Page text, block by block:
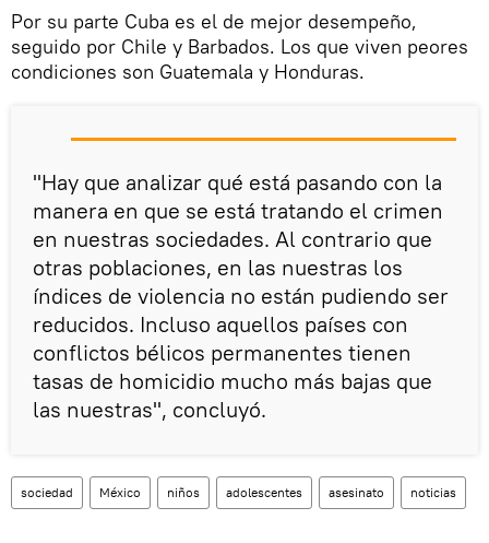
Por su parte Cuba es el de mejor desempeño,
seguido por Chile y Barbados. Los que viven peores
condiciones son Guatemala y Honduras.
"Hay que analizar qué está pasando con la
manera en que se está tratando el crimen
en nuestras sociedades. Al contrario que
otras poblaciones, en las nuestras los
índices de violencia no están pudiendo ser
reducidos. Incluso aquellos países con
conflictos bélicos permanentes tienen
tasas de homicidio mucho más bajas que
las nuestras", concluyó.
sociedad México niños adolescentes asesinato noticias